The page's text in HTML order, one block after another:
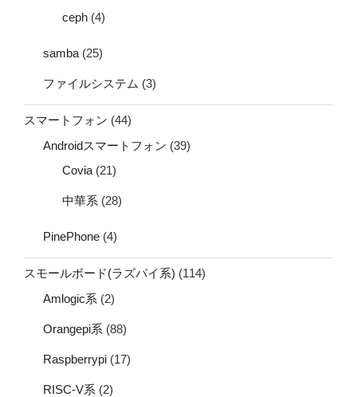
ceph (4)
samba (25)
ファイルシステム (3)
スマートフォン (44)
Androidスマートフォン (39)
Covia (21)
中華系 (28)
PinePhone (4)
スモールボード(ラズパイ系) (114)
Amlogic系 (2)
Orangepi系 (88)
Raspberrypi (17)
RISC-V系 (2)